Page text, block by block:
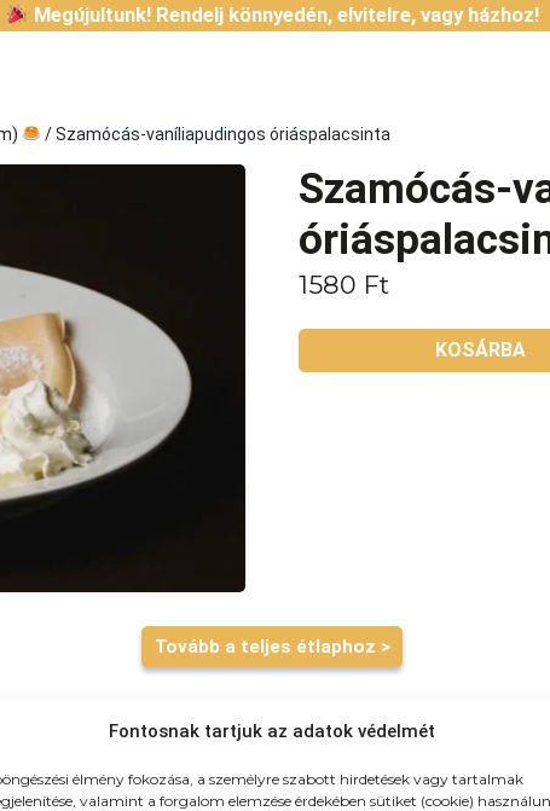
Fontosnak tartjuk az adatok védelmét
élmény fokozása, a személyre szabott hirdetések vagy tartalmak
valamint a forgalom elemzése érdekében sütiket (cookie)
Megújultunk! Rendelj könnyedén, elvitelre, vagy házhoz!
/ Szamócás-vaníliapudingos óriáspalacsinta
Szamócás-
1580 Ft
KOSÁRBA
Tovább a teljes étlaphoz >